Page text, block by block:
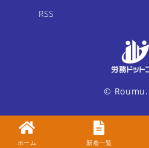
RSS
©
ホーム 新着一覧